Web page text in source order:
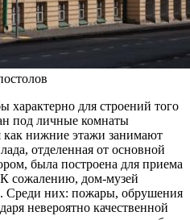
характерно для строений того
под личные комнаты
как нижние этажи занимают
отделенная от основной
была построена для приема
сожалению, дом-музей
Среди них: пожары, обрушения
невероятно качественной